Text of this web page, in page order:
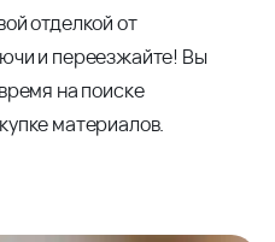
отделкой от
и переезжайте! Вы
на поиске
материалов.